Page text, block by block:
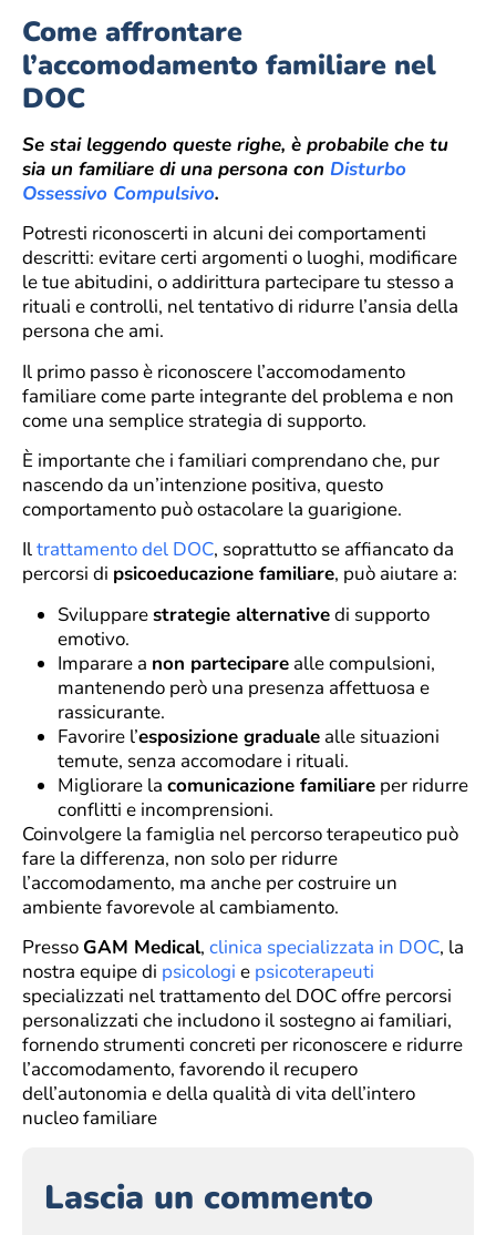
Come affrontare
l’accomodamento familiare nel
DOC
Se stai leggendo queste righe, è probabile che tu
sia un familiare di una persona con Disturbo
Ossessivo Compulsivo.
Potresti riconoscerti in alcuni dei comportamenti
descritti: evitare certi argomenti o luoghi, modificare
le tue abitudini, o addirittura partecipare tu stesso a
rituali e controlli, nel tentativo di ridurre l’ansia della
persona che ami.
Il primo passo è riconoscere l’accomodamento
familiare come parte integrante del problema e non
come una semplice strategia di supporto.
È importante che i familiari comprendano che, pur
nascendo da un’intenzione positiva, questo
comportamento può ostacolare la guarigione.
Iltrattamento del DOC, soprattutto se affiancato da
percorsi di psicoeducazione familiare, può aiutare a:
Svilupparestrategie alternativedi supporto
emotivo.
Imparare a non partecipare alle compulsioni,
mantenendo però una presenza affettuosa e
rassicurante.
Favorire l’esposizione graduale alle situazioni
temute, senza accomodare i rituali.
Migliorare la comunicazione familiare per ridurre
conflitti e incomprensioni.
Coinvolgere la famiglia nel percorso terapeutico può
fare la differenza, non solo per ridurre
l’accomodamento, ma anche per costruire un
ambiente favorevole al cambiamento.
Presso GAM Medical, clinica specializzata in DOC, la
nostra equipe di psicologi e psicoterapeuti
specializzati nel trattamento del DOC offre percorsi
personalizzati che includono il sostegno ai familiari,
fornendo strumenti concreti per riconoscere e ridurre
l’accomodamento, favorendo il recupero
dell’autonomia e della qualità di vita dell’intero
nucleo familiare
Lascia un commento